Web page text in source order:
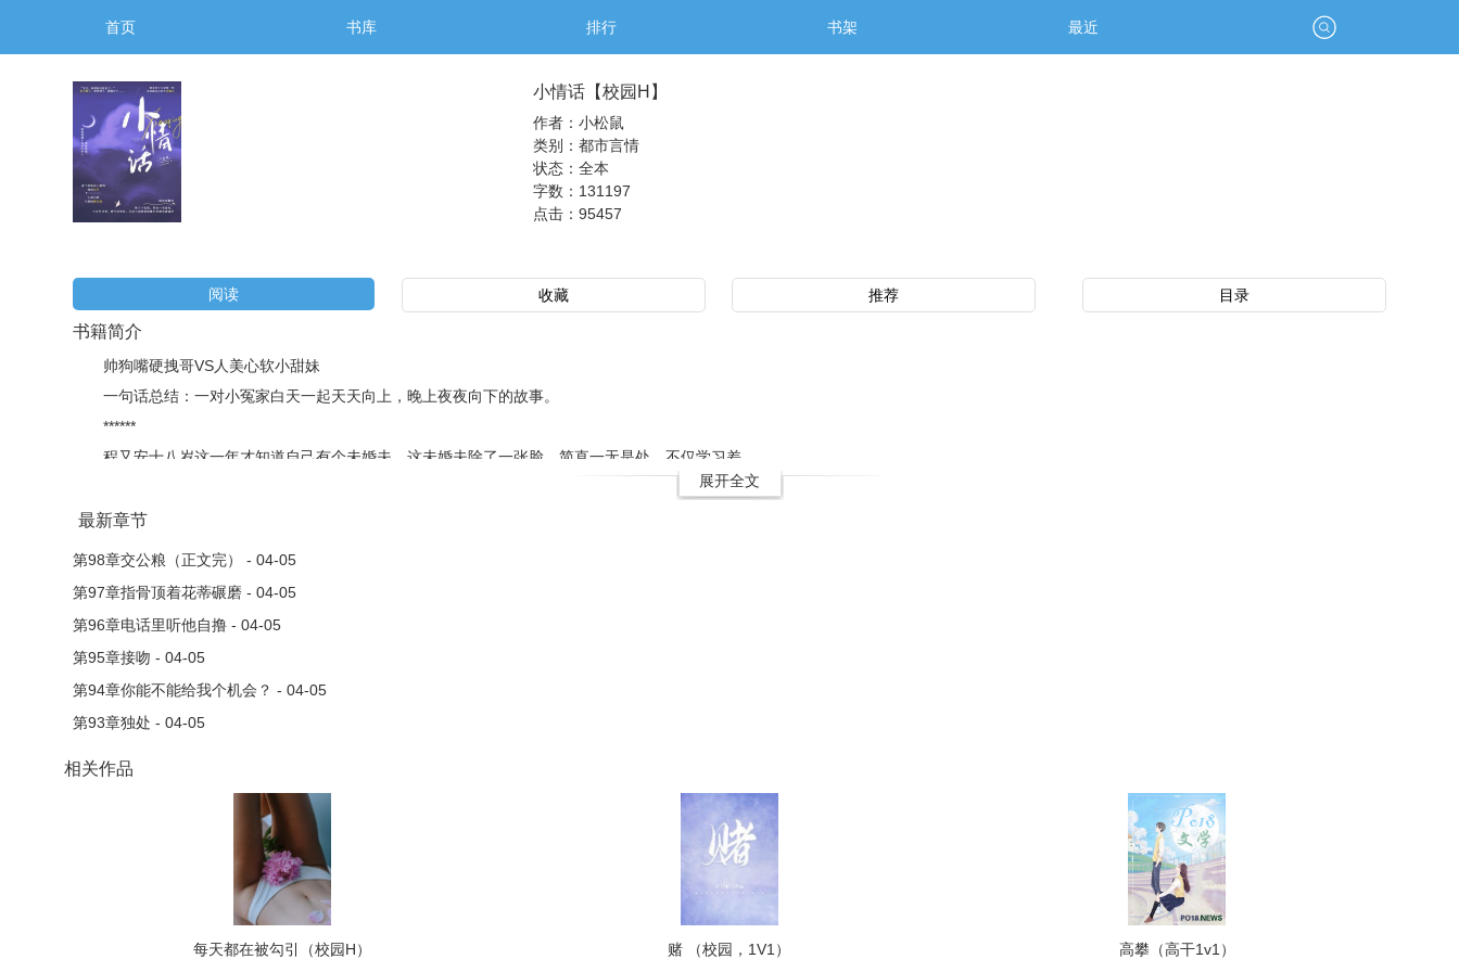
首页 书库 排行 书架 最近
小情话【校园H】
作者：小松鼠
类别：都市言情
状态：全本
字数：131197
点击： 95457
阅读 收藏 推荐 目录
书籍简介
帅狗嘴硬拽哥VS人美心软小甜妹
一句话总结：一对小冤家白天一起天天向上，晚上夜夜向下的故事。
******
程又安十八岁这一年才知道自己有个未婚夫，这未婚夫除了一张脸，简直一无是处，不仅学习差..
展开全文
最新章节
第98章交公粮（正文完） - 04-05
第97章指骨顶着花蒂碾磨 - 04-05
第96章电话里听他自撸 - 04-05
第95章接吻 - 04-05
第94章你能不能给我个机会？ - 04-05
第93章独处 - 04-05
相关作品
每天都在被勾引（校园H） 赌 （校园，1V1） 高攀（高干1v1）